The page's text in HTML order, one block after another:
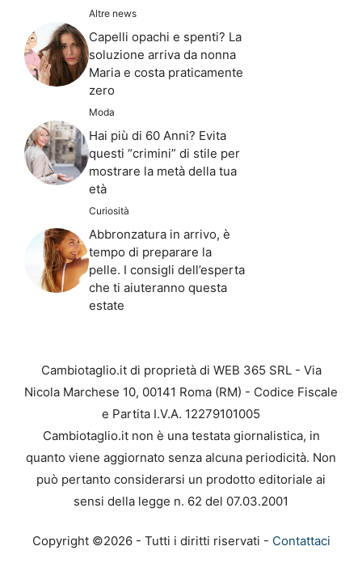
Altre news
Capelli opachi e spenti? La
soluzione arriva da nonna
Maria e costa praticamente
zero
Moda
Hai più di 60 Anni? Evita
questi “crimini” di stile per
mostrare la metà della tua
età
Curiosità
Abbronzatura in arrivo, è
tempo di preparare la
pelle. I consigli dell’esperta
che ti aiuteranno questa
estate
Cambiotaglio.it di proprietà di WEB 365 SRL - Via
Nicola Marchese 10, 00141 Roma (RM) - Codice Fiscale
e Partita I.V.A. 12279101005
Cambiotaglio.it non è una testata giornalistica, in
quanto viene aggiornato senza alcuna periodicità. Non
può pertanto considerarsi un prodotto editoriale ai
sensi della legge n. 62 del 07.03.2001
Copyright ©2026 - Tutti i diritti riservati - Contattaci